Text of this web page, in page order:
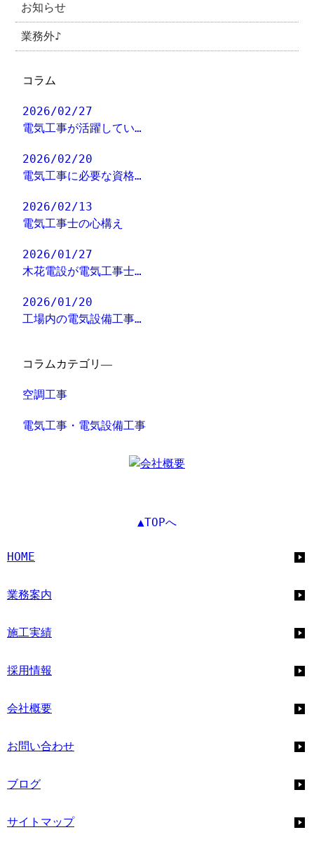
お知らせ
業務外♪
コラム
2026/02/27
電気工事が活躍してい…
2026/02/20
電気工事に必要な資格…
2026/02/13
電気工事士の心構え
2026/01/27
木花電設が電気工事士…
2026/01/20
工場内の電気設備工事…
コラムカテゴリ―
空調工事
電気工事・電気設備工事
▲TOPへ
HOME
業務案内
施工実績
採用情報
会社概要
お問い合わせ
ブログ
サイトマップ